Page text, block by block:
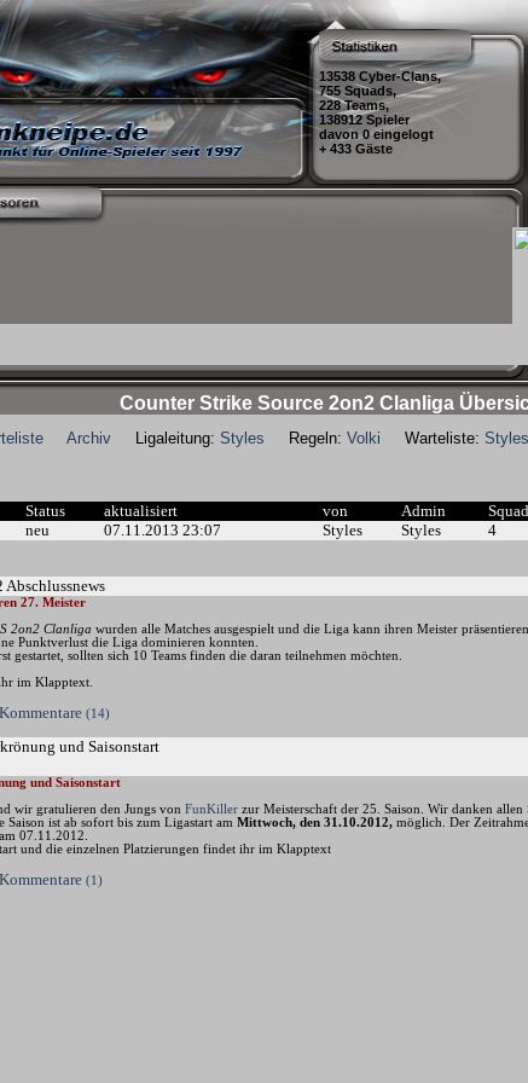
13538 Cyber-Clans,
755 Squads,
228 Teams,
138912 Spieler
davon 0 eingelogt
+ 433 Gäste
Counter Strike Source 2on2 Clanliga
Archiv Ligaleitung: Styles Regeln: Volki Warteliste: Styles
Status aktualisiert von Admin
neu 07.11.2013 23:07 Styles Styles 4
Abschlussnews
27. Meister
2on2 Clanliga wurden alle Matches ausgespielt und die Liga kann ihren Meister
Punktverlust die Liga dominieren konnten.
gestartet, sollten sich 10 Teams finden die daran teilnehmen möchten.
im Klapptext.
(14)
und Saisonstart
und Saisonstart
wir gratulieren den Jungs von FunKiller zur Meisterschaft der 25. Saison. Wir danken
Saison ist ab sofort bis zum Ligastart am Mittwoch, den 31.10.2012, möglich. Der
07.11.2012.
und die einzelnen Platzierungen findet ihr im Klapptext
(1)